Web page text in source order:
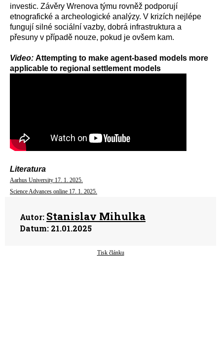
investic. Závěry Wrenova týmu rovněž podporují
etnografické a archeologické analýzy. V krizích nejlépe
fungují silné sociální vazby, dobrá infrastruktura a
přesuny v případě nouze, pokud je ovšem kam.
Video: Attempting to make agent-based models more
applicable to regional settlement models
Literatura
Aarhus University 17. 1. 2025.
Science Advances online 17. 1. 2025.
Autor: Stanislav Mihulka
Datum: 21.01.2025
Tisk článku